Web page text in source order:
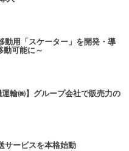
動用「スケーター」を開発・導
動可能に～
輸㈱】グループ会社で販売力の
サービスを本格始動